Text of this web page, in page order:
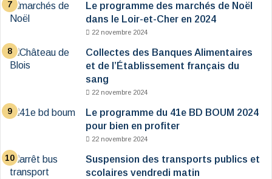
Le programme des marchés de Noël
dans le Loir-et-Cher en 2024
22 novembre 2024
Collectes des Banques Alimentaires
et de l’Établissement français du
sang
22 novembre 2024
Le programme du 41e BD BOUM 2024
pour bien en profiter
22 novembre 2024
Suspension des transports publics et
scolaires vendredi matin